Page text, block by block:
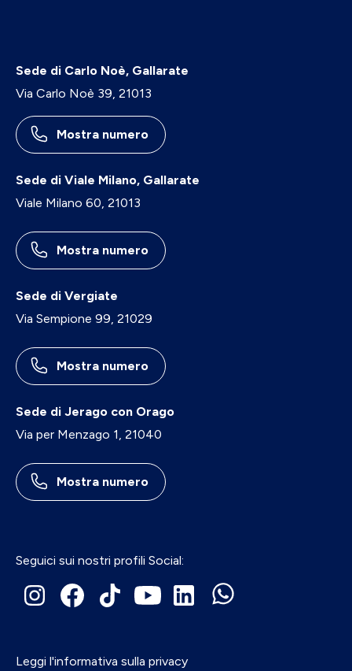
Sede di Carlo Noè, Gallarate
Via Carlo Noè 39, 21013
Mostra numero
Sede di Viale Milano, Gallarate
Viale Milano 60, 21013
Mostra numero
Sede di Vergiate
Via Sempione 99, 21029
Mostra numero
Sede di Jerago con Orago
Via per Menzago 1, 21040
Mostra numero
Seguici sui nostri profili Social:
Leggi l'informativa sulla privacy